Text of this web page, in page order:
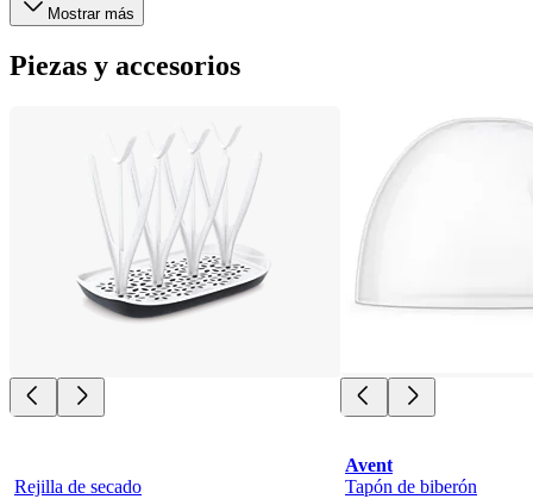
Mostrar más
Piezas y accesorios
Rejilla de secado
Avent
Tapón de biberón